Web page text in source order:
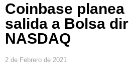
Coinbase
salida a Bolsa
NASDAQ
2 de Febrero de 2021